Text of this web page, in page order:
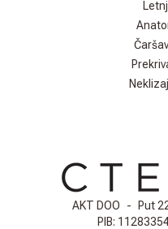
AKT DOO -
Put
PIB: